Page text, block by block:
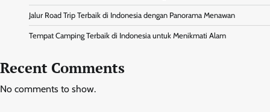
Jalur Road Trip Terbaik di Indonesia dengan Panorama Menawan
Tempat Camping Terbaik di Indonesia untuk Menikmati Alam
Recent Comments
No comments to show.